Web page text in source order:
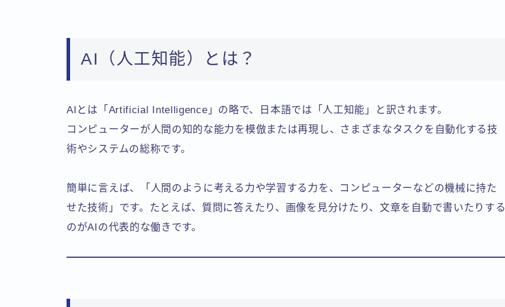
AI（人工知能）とは？
AIとは「Artificial Intelligence」の略で、日本語では「人工知能」と訳されます。
コンピューターが人間の知的な能力を模倣または再現し、さまざまなタスクを自動化する技
術やシステムの総称です。
簡単に言えば、「人間のように考える力や学習する力を、コンピューターなどの機械に持た
せた技術」です。たとえば、質問に答えたり、画像を見分けたり、文章を自動で書いたりする
のがAIの代表的な働きです。